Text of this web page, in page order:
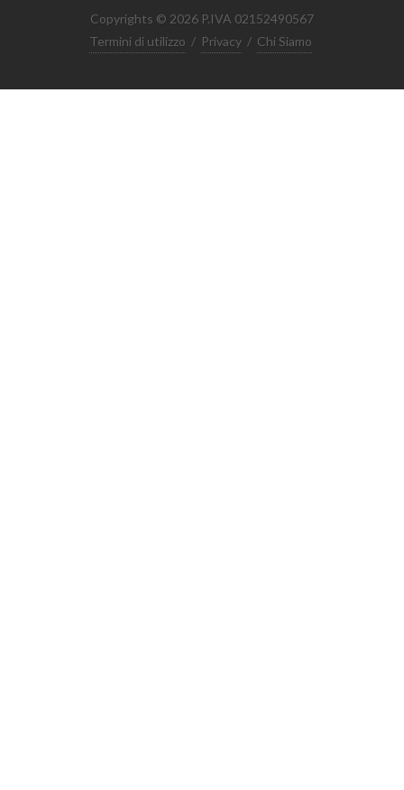
Copyrights © 2026 P.IVA 02152490567
Termini di utilizzo / Privacy / Chi Siamo